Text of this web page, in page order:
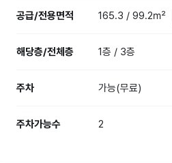
공급/전용면적 165.3 / 99.2㎡
해당층/전체층 1층 / 3층
주차 가능(무료)
주차가능수 2